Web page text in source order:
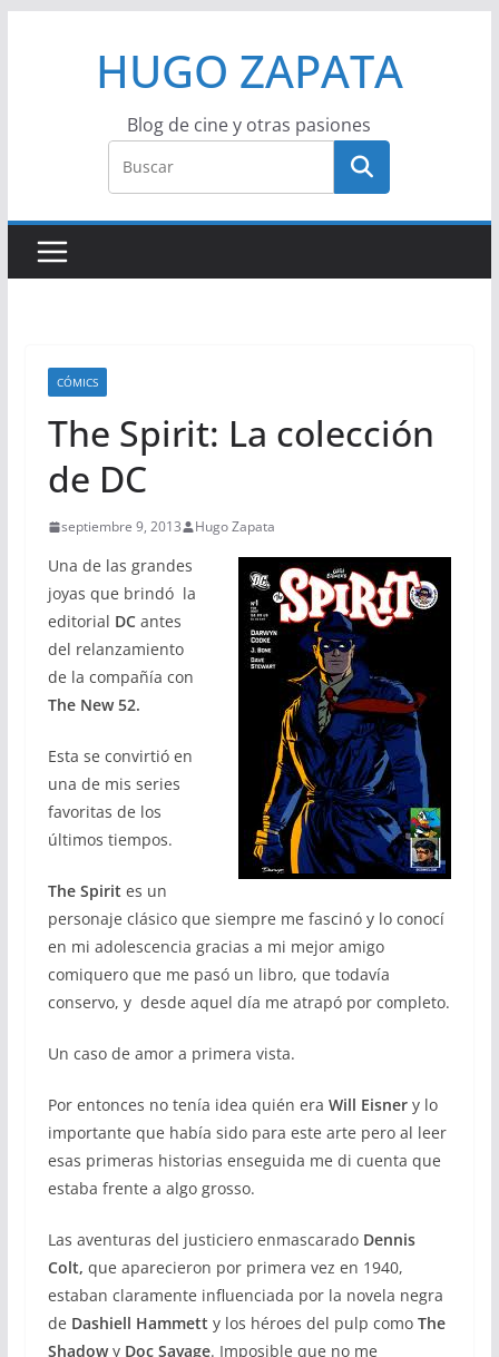
HUGO ZAPATA
Blog de cine y otras pasiones
CÓMICS
The Spirit: La colección
de DC
septiembre 9, 2013 Hugo Zapata
Una de las grandes
joyas que brindó la
editorial DCantes
del relanzamiento
de la compañía con
The New 52.
Esta se convirtió en
una de mis series
favoritas de los
últimos tiempos.
The Spirit es un
personaje clásico que siempre me fascinó y lo conocí
en mi adolescencia gracias a mi mejor amigo
comiquero que me pasó un libro, que todavía
conservo, y desde aquel día me atrapó por completo.
Un caso de amor a primera vista.
Por entonces no tenía idea quién era Will Eisnery lo
importante que había sido para este arte pero al leer
esas primeras historias enseguida me di cuenta que
estaba frente a algo grosso.
Las aventuras del justiciero enmascaradoDennis
Colt, que aparecieron por primera vez en 1940,
estaban claramente influenciada por la novela negra
de Dashiell Hammett y los héroes del pulp como The
ShadowyDoc Savage. Imposible que no me